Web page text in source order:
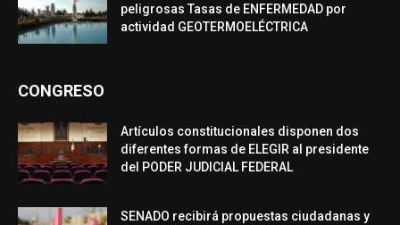
peligrosas Tasas de ENFERMEDAD por
actividad GEOTERMOELÉCTRICA
CONGRESO
Artículos constitucionales disponen dos
diferentes formas de ELEGIR al presidente
del PODER JUDICIAL FEDERAL
SENADO recibirá propuestas ciudadanas y